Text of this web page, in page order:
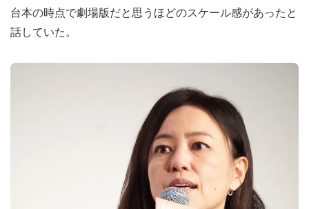
台本の時点で劇場版だと思うほどのスケール感があったと
話していた。